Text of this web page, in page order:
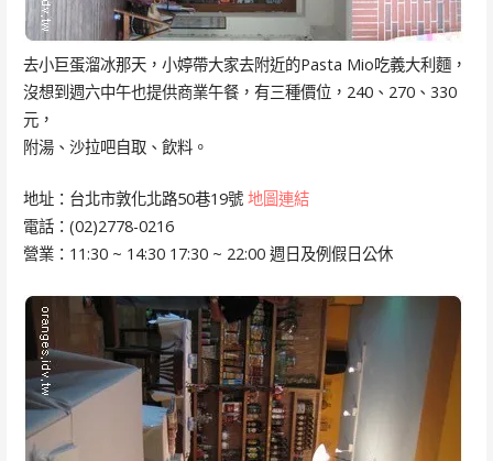
去小巨蛋溜冰那天，小婷帶大家去附近的Pasta Mio吃義大利麵，
沒想到週六中午也提供商業午餐，有三種價位，240、270、330
元，
附湯、沙拉吧自取、飲料。
地址：台北市敦化北路50巷19號 地圖連結
電話：(02)2778-0216
營業：11:30 ~ 14:30 17:30 ~ 22:00 週日及例假日公休